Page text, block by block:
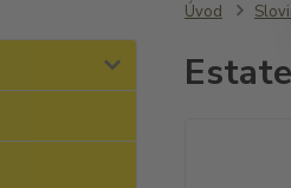
Úvod